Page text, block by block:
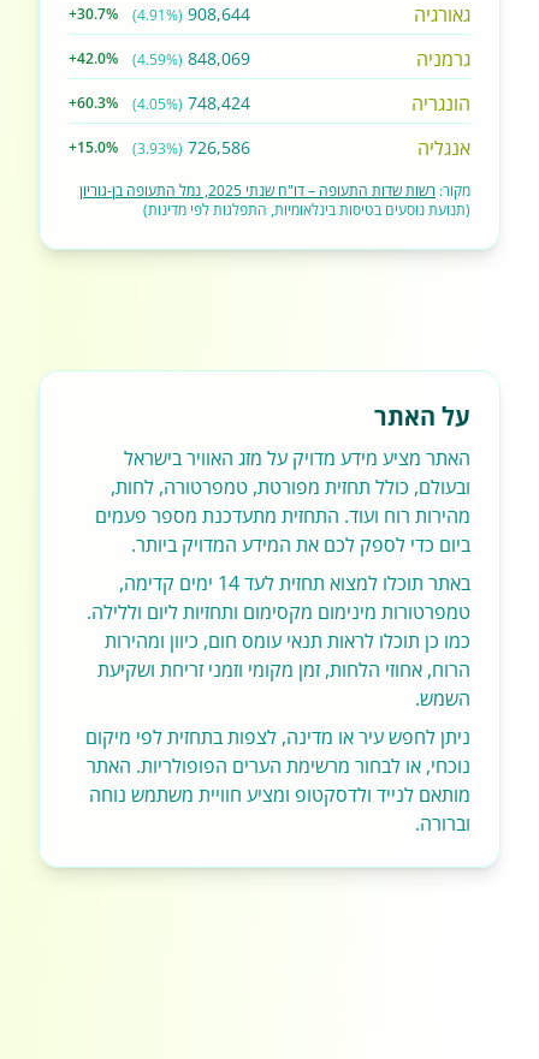
גאורגיה 908,644
(4.91%)
+30.7%
גרמניה 848,069
(4.59%)
+42.0%
הונגריה 748,424
(4.05%)
+60.3%
אנגליה 726,586
(3.93%)
+15.0%
מקור: רשות שדות התעופה – דו"ח שנתי 2025, נמל התעופה בן-גוריון
(תנועת נוסעים בטיסות בינלאומיות, התפלגות לפי מדינות)
על האתר
האתר מציע מידע מדויק על מזג האוויר בישראל
ובעולם, כולל תחזית מפורטת, טמפרטורה, לחות,
מהירות רוח ועוד. התחזית מתעדכנת מספר פעמים
ביום כדי לספק לכם את המידע המדויק ביותר.
באתר תוכלו למצוא תחזית לעד 14 ימים קדימה,
טמפרטורות מינימום מקסימום ותחזיות ליום וללילה.
כמו כן תוכלו לראות תנאי עומס חום, כיוון ומהירות
הרוח, אחוזי הלחות, זמן מקומי וזמני זריחת ושקיעת
השמש.
ניתן לחפש עיר או מדינה, לצפות בתחזית לפי מיקום
נוכחי, או לבחור מרשימת הערים הפופולריות. האתר
מותאם לנייד ולדסקטופ ומציע חוויית משתמש נוחה
וברורה.